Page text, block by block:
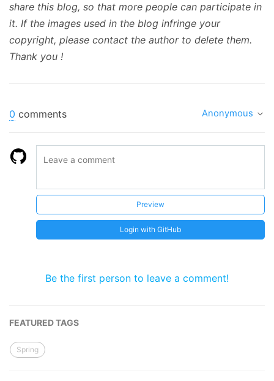
share this blog, so that more people can participate in
it. If the images used in the blog infringe your
copyright, please contact the author to delete them.
Thank you !
0 comments Anonymous
Preview
Login with GitHub
Be the first person to leave a comment!
FEATURED TAGS
Spring